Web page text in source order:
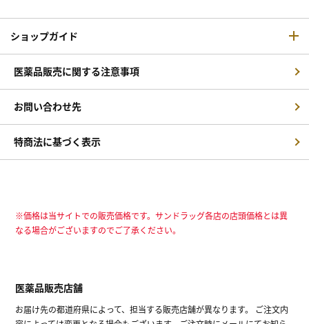
ショップガイド
医薬品販売に関する注意事項
お問い合わせ先
特商法に基づく表示
※価格は当サイトでの販売価格です。サンドラッグ各店の店頭価格とは異
なる場合がございますのでご了承ください。
医薬品販売店舗
お届け先の都道府県によって、担当する販売店舗が異なります。 ご注文内